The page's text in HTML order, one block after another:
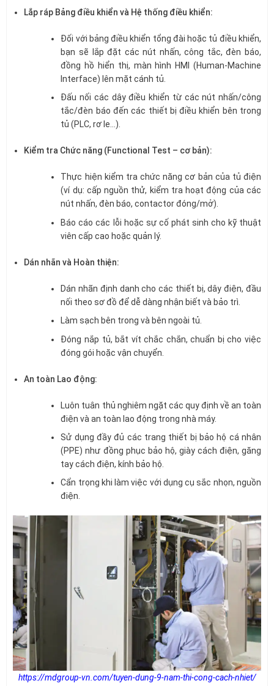
Lắp ráp Bảng điều khiển và Hệ thống điều khiển:
Đối với bảng điều khiển tổng đài hoặc tủ điều khiển,
bạn sẽ lắp đặt các nút nhấn, công tắc, đèn báo,
đồng hồ hiển thị, màn hình HMI (Human-Machine
Interface) lên mặt cánh tủ.
Đấu nối các dây điều khiển từ các nút nhấn/công
tắc/đèn báo đến các thiết bị điều khiển bên trong
tủ (PLC, rơ le…).
Kiểm tra Chức năng (Functional Test – cơ bản):
Thực hiện kiểm tra chức năng cơ bản của tủ điện
(ví dụ: cấp nguồn thử, kiểm tra hoạt động của các
nút nhấn, đèn báo, contactor đóng/mở).
Báo cáo các lỗi hoặc sự cố phát sinh cho kỹ thuật
viên cấp cao hoặc quản lý.
Dán nhãn và Hoàn thiện:
Dán nhãn định danh cho các thiết bị, dây điện, đầu
nối theo sơ đồ để dễ dàng nhận biết và bảo trì.
Làm sạch bên trong và bên ngoài tủ.
Đóng nắp tủ, bắt vít chắc chắn, chuẩn bị cho việc
đóng gói hoặc vận chuyển.
An toàn Lao động:
Luôn tuân thủ nghiêm ngặt các quy định về an toàn
điện và an toàn lao động trong nhà máy.
Sử dụng đầy đủ các trang thiết bị bảo hộ cá nhân
(PPE) như đồng phục bảo hộ, giày cách điện, găng
tay cách điện, kính bảo hộ.
Cẩn trọng khi làm việc với dụng cụ sắc nhọn, nguồn
điện.
https://mdgroup-vn.com/tuyen-dung-9-nam-thi-cong-cach-nhiet/